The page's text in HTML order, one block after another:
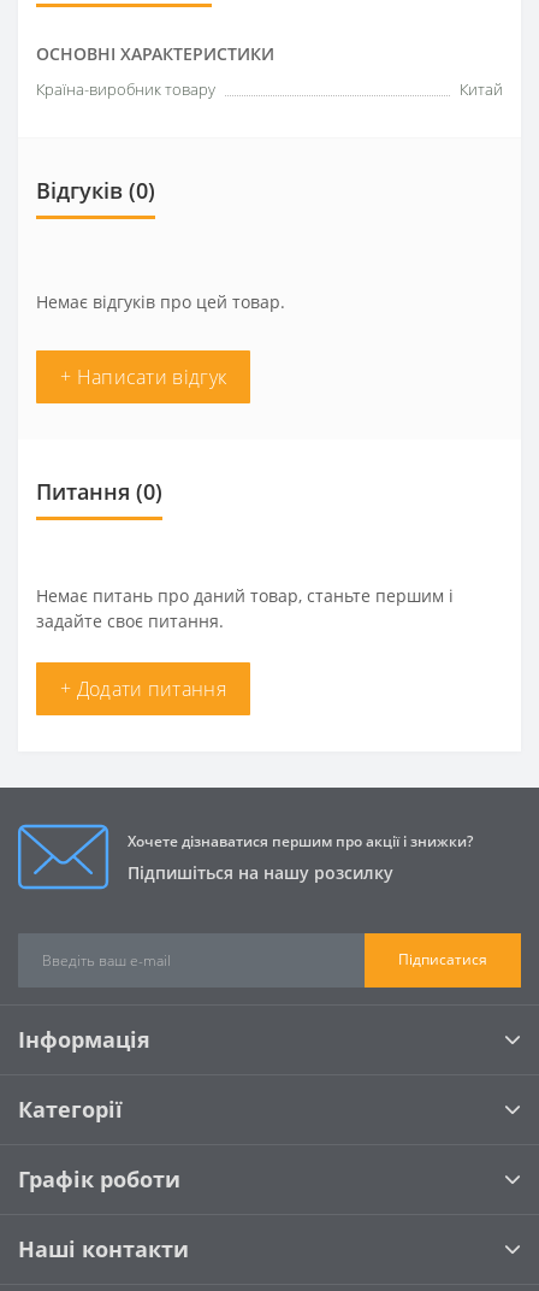
ОСНОВНІ ХАРАКТЕРИСТИКИ
Країна-виробник товару Китай
Відгуків (0)
Немає відгуків про цей товар.
+ Написати відгук
Питання (0)
Немає питань про даний товар, станьте першим і
задайте своє питання.
+ Додати питання
Хочете дізнаватися першим про акції і знижки?
Підпишіться на нашу розсилку
Підписатися
Інформація
Категорії
Графік роботи
Наші контакти